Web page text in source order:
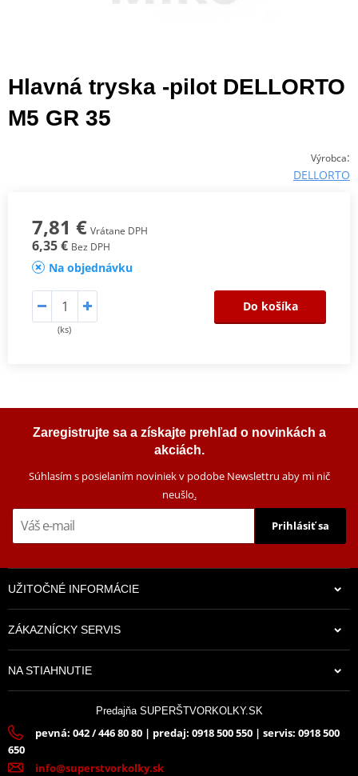
Hlavná tryska -pilot DELLORTO
M5 GR 35
Výrobca:
DELLORTO
7,81 € Vrátane DPH
6,35 € Bez DPH
Na objednávku
(ks)
Do košíka
Zaregistrujte sa a získajte prehľad o novinkách a
akciách.
Súhlasím s posielaním noviniek v podobe Newslettru aby mi nič
neušlo.
Prihlásiť sa
UŽITOČNÉ INFORMÁCIE
ZÁKAZNÍCKY SERVIS
NA STIAHNUTIE
Predajňa SUPERŠTVORKOLKY.SK
pevná: 042 / 446 80 80 | predaj: 0918 500 550 | servis: 0918 500
650
info@superstvorkolky.sk